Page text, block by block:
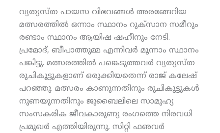
വ്യത്യസ്ത പായസ വിഭവങ്ങള്‍ അരങ്ങേറിയ
മത്സരത്തില്‍ ഒന്നാം സ്ഥാനം റുക്‌സാന സമീറും
രണ്ടാം സ്ഥാനം ആയിഷ ഷഹീനും നേടി.
പ്രമോദ്, ബീപാത്തുമ്മ എന്നിവര്‍ മൂന്നാം സ്ഥാനം
പങ്കിട്ടു. മത്സരത്തില്‍ പങ്കെടുത്തവര്‍ വ്യത്യസ്ത
രുചികൂട്ടുകളാണ് ഒരുക്കിയതെന്ന് രാജ് കലേഷ്
പറഞ്ഞു. മത്സരം കാണുന്നതിനും രുചികൂട്ടുകള്‍
നുണയുന്നതിനും ജുബൈലിലെ സാമുഹ്യ
സംസകരിക ജീവകാരുണ്യ രംഗത്തെ നിരവധി
പ്രമുഖര്‍ എത്തിയിരുന്നു, സിറ്റി ഫഌവര്‍